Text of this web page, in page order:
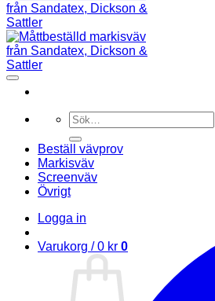
Sök
efter:
Beställ vävprov
Markisväv
Screenväv
Övrigt
Logga in
Varukorg /0 kr 0